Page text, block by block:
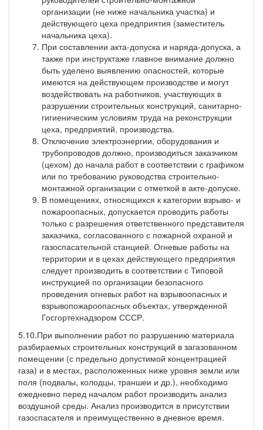
организации (не ниже начальника участка) и
действующего цеха предприятия (заместитель
начальника цеха).
При составлении акта-допуска и наряда-допуска, а
также при инструктаже главное внимание должно
быть уделено выявлению опасностей, которые
имеются на действующем производстве и могут
воздействовать на работников, участвующих в
разрушении строительных конструкций, санитарно-
гигиеническим условиям труда на реконструкции
цеха, предприятий, производства.
Отключение электроэнергии, оборудования и
трубопроводов должно, производиться заказчиком
(цехом) до начала работ в соответствии с графиком
или по требованию руководства строительно-
монтажной организации с отметкой в акте-допуске.
В помещениях, относящихся к категории взрыво- и
пожароопасных, допускается проводить работы
только с разрешения ответственного представителя
заказчика, согласованного с пожарной охраной и
газоспасательной станцией. Огневые работы на
территории и в цехах действующего предприятия
следует производить в соответствии с Типовой
инструкцией по организации безопасного
проведения огневых работ на взрывоопасных и
взрывопожароопасных объектах, утвержденной
Госгортехнадзором СССР.
5.10.При выполнении работ по разрушению материала
разбираемых строительных конструкций в загазованном
помещении (с предельно допустимой концентрацией
газа) и в местах, расположенных ниже уровня земли или
поля (подвалы, колодцы, траншеи и др.), необходимо
ежедневно перед началом работ производить анализ
воздушной среды. Анализ производится в присутствии
газоспасателя и преимущественно в дневное время.